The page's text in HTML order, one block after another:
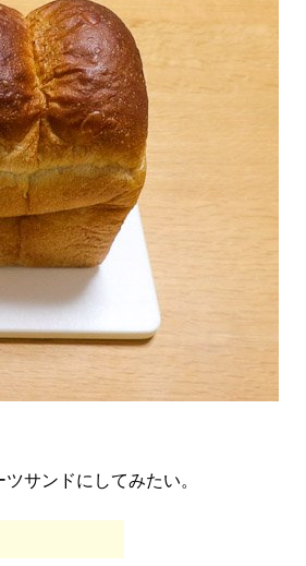
サンドにしてみたい。